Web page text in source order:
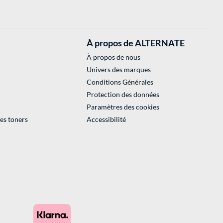
toners
À propos de ALTERNATE
À propos de nous
Univers des marques
Conditions Générales
Protection des données
Paramètres des cookies
Accessibilité